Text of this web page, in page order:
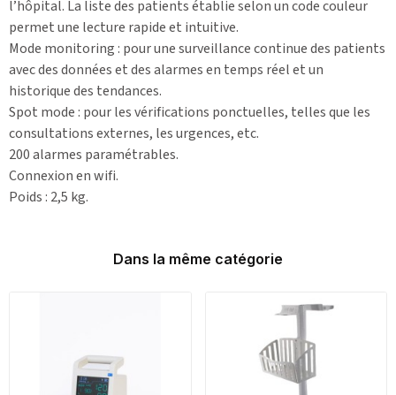
l’hôpital. La liste des patients établie selon un code couleur
permet une lecture rapide et intuitive.
Mode monitoring : pour une surveillance continue des patients
avec des données et des alarmes en temps réel et un
historique des tendances.
Spot mode : pour les vérifications ponctuelles, telles que les
consultations externes, les urgences, etc.
200 alarmes paramétrables.
Connexion en wifi.
Poids : 2,5 kg.
Dans la même catégorie